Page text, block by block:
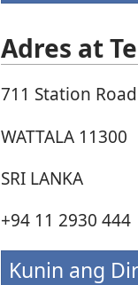
Adres at
711 Station Road
WATTALA 11300
SRI LANKA
+94 11 2930 444
Kunin ang